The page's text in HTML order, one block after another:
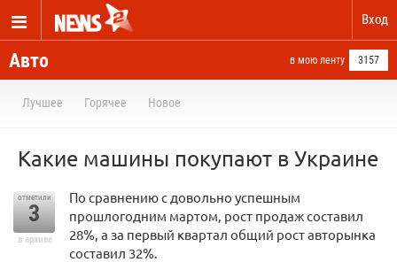
Вход
Авто в мою ленту 3157
Лучшее Горячее Новое
Какие машины покупают в Украине
отметили
3
в архиве
По сравнению с довольно успешным
прошлогодним мартом, рост продаж составил
28%, а за первый квартал общий рост авторынка
составил 32%.